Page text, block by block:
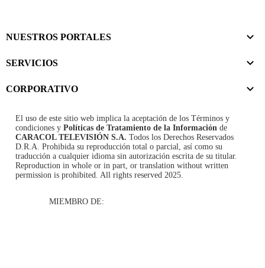
NUESTROS PORTALES
SERVICIOS
CORPORATIVO
El uso de este sitio web implica la aceptación de los Términos y
condiciones y Políticas de Tratamiento de la Información de
CARACOL TELEVISIÓN S.A. Todos los Derechos Reservados
D.R.A. Prohibida su reproducción total o parcial, así como su
traducción a cualquier idioma sin autorización escrita de su titular.
Reproduction in whole or in part, or translation without written
permission is prohibited. All rights reserved 2025.
MIEMBRO DE: